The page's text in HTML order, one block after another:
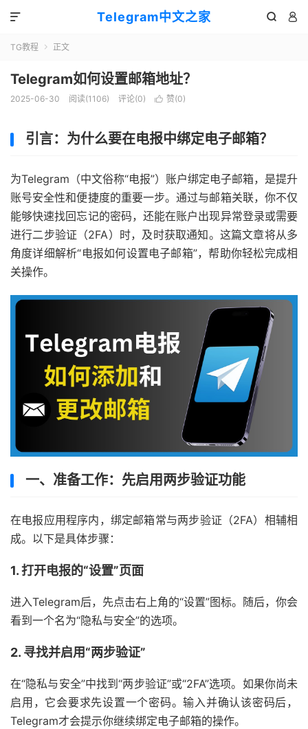
Telegram中文之家  

TG教程  正文
Telegram如何设置邮箱地址？
2025-06-30 阅读(1106) 评论(0)  赞(0)
引言：为什么要在电报中绑定电子邮箱？
为Telegram（中文俗称“电报”）账户绑定电子邮箱，是提升
账号安全性和便捷度的重要一步。通过与邮箱关联，你不仅
能够快速找回忘记的密码，还能在账户出现异常登录或需要
进行二步验证（2FA）时，及时获取通知。这篇文章将从多
角度详细解析“电报如何设置电子邮箱”，帮助你轻松完成相
关操作。
一、准备工作：先启用两步验证功能
在电报应用程序内，绑定邮箱常与两步验证（2FA）相辅相
成。以下是具体步骤：
1. 打开电报的“设置”页面
进入Telegram后，先点击右上角的“设置”图标。随后，你会
看到一个名为“隐私与安全”的选项。
2. 寻找并启用“两步验证”
在“隐私与安全”中找到“两步验证”或“2FA”选项。如果你尚未
启用，它会要求先设置一个密码。输入并确认该密码后，
Telegram才会提示你继续绑定电子邮箱的操作。